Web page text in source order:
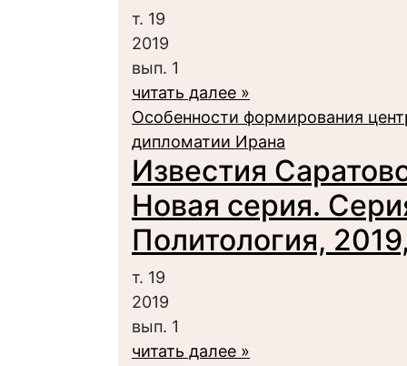
т. 19
2019
вып. 1
читать далее »
Особенности формирования
дипломатии Ирана
Известия
Новая серия.
Политология,
т. 19
2019
вып. 1
читать далее »